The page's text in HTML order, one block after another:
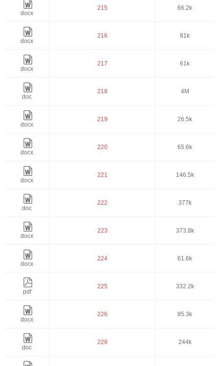
docx
215 66.2k
docx
216 81k
docx
217 61k
doc
218 4M
docx
219 26.5k
docx
220 65.6k
docx
221 146.5k
doc
222 377k
docx
223 373.8k
docx
224 61.6k
pdf
225 332.2k
docx
226 85.3k
doc
228 244k